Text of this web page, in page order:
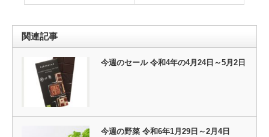
関連記事
今週のセール 令和4年の4月24日～5月2日
今週の野菜 令和6年1月29日～2月4日